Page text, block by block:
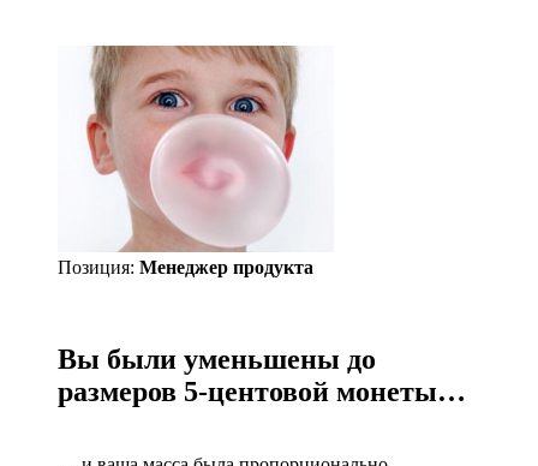
Позиция: Менеджер продукта
Вы были уменьшены до
размеров 5-центовой монеты…